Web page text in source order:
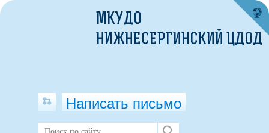
МКУДО
НИЖНЕСЕРГИНСКИЙ ЦДОД
Написать письмо